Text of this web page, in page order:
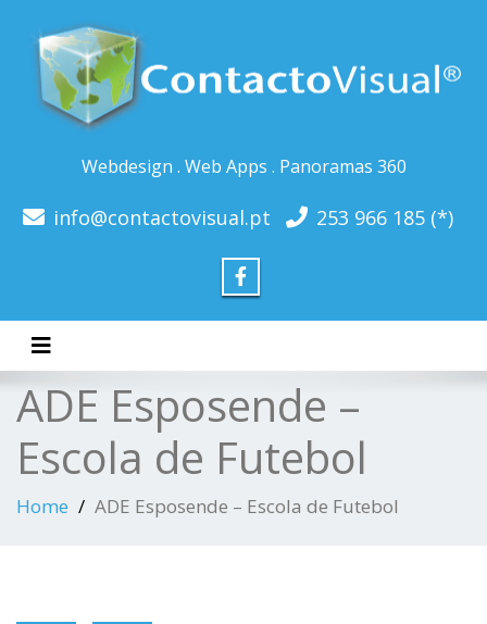
Webdesign . Web Apps . Panoramas 360
info@contactovisual.pt 253 966 185 (*)
Toggle navigation
ADE Esposende –
Escola de Futebol
Home ADE Esposende – Escola de Futebol